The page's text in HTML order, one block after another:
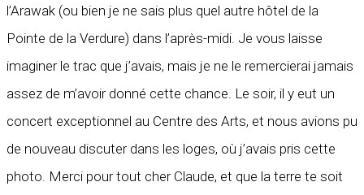
l’Arawak (ou bien je ne sais plus quel autre hôtel de la
Pointe de la Verdure) dans l’après-midi. Je vous laisse
imaginer le trac que j’avais, mais je ne le remercierai jamais
assez de m’avoir donné cette chance. Le soir, il y eut un
concert exceptionnel au Centre des Arts, et nous avions pu
de nouveau discuter dans les loges, où j’avais pris cette
photo. Merci pour tout cher Claude, et que la terre te soit